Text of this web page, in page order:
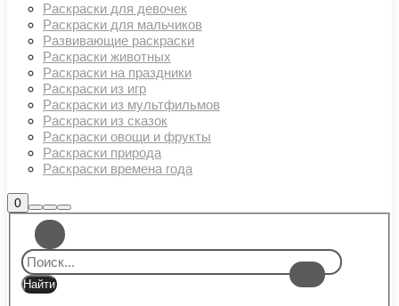
Раскраски для девочек
Раскраски для мальчиков
Развивающие раскраски
Раскраски животных
Раскраски на праздники
Раскраски из игр
Раскраски из мультфильмов
Раскраски из сказок
Раскраски овощи и фрукты
Раскраски природа
Раскраски времена года
0Боковая
панель
магазина
Найти
Больше
информации
Главное
меню